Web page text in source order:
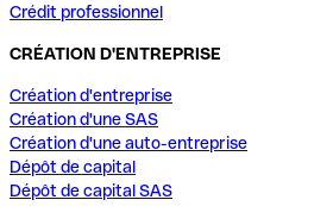
Crédit professionnel
CRÉATION D'ENTREPRISE
Création d'entreprise
Création d'une SAS
Création d'une auto-entreprise
Dépôt de capital
Dépôt de capital SAS